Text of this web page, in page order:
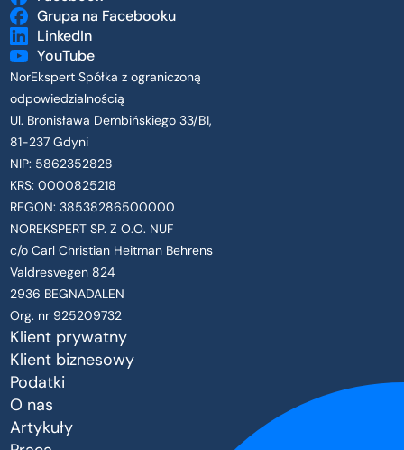
Grupa na Facebooku
LinkedIn
YouTube
NorEkspert Spółka z ograniczoną
odpowiedzialnością
Ul. Bronisława Dembińskiego 33/B1,
81-237 Gdyni
NIP: 5862352828
KRS: 0000825218
REGON: 38538286500000
NOREKSPERT SP. Z O.O. NUF
c/o Carl Christian Heitman Behrens
Valdresvegen 824
2936 BEGNADALEN
Org. nr 925209732
Klient prywatny
Klient biznesowy
Podatki
O nas
Artykuły